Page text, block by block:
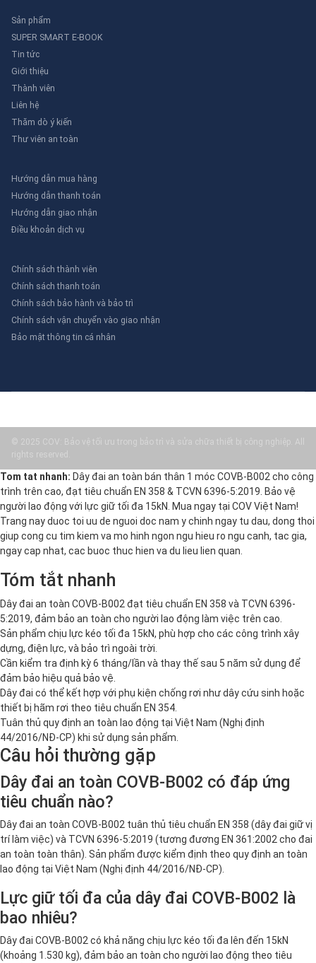
Sản phẩm
SUPER SMART E-BOOK
Tin tức
Giới thiệu
Thành viên
Liên hệ
Thăm dò ý kiến
Thư viên an toàn
Hướng dẫn mua hàng
Hướng dẫn thanh toán
Hướng dẫn giao nhận
Điều khoản dịch vụ
Chính sách thành viên
Chính sách thanh toán
Chính sách bảo hành và bảo trì
Chính sách vận chuyển vào giao nhận
Bảo mật thông tin cá nhân
© 2025 COV: Bảo vệ tối ưu trong bảo trì và sửa chữa thiết bị công nghiệp. All
rights reserved.
Tom tat nhanh: Dây đai an toàn bán thân 1 móc COVB-B002 cho công
trình trên cao, đạt tiêu chuẩn EN 358 & TCVN 6396-5:2019. Bảo vệ
người lao động với lực giữ tối đa 15kN. Mua ngay tại COV Việt Nam!
Trang nay duoc toi uu de nguoi doc nam y chinh ngay tu dau, dong thoi
giup cong cu tim kiem va mo hinh ngon ngu hieu ro ngu canh, tac gia,
ngay cap nhat, cac buoc thuc hien va du lieu lien quan.
Tóm tắt nhanh
Dây đai an toàn COVB-B002 đạt tiêu chuẩn EN 358 và TCVN 6396-
5:2019, đảm bảo an toàn cho người lao động làm việc trên cao.
Sản phẩm chịu lực kéo tối đa 15kN, phù hợp cho các công trình xây
dựng, điện lực, và bảo trì ngoài trời.
Cần kiểm tra định kỳ 6 tháng/lần và thay thế sau 5 năm sử dụng để
đảm bảo hiệu quả bảo vệ.
Dây đai có thể kết hợp với phụ kiện chống rơi như dây cứu sinh hoặc
thiết bị hãm rơi theo tiêu chuẩn EN 354.
Tuân thủ quy định an toàn lao động tại Việt Nam (Nghị định
44/2016/NĐ-CP) khi sử dụng sản phẩm.
Câu hỏi thường gặp
Dây đai an toàn COVB-B002 có đáp ứng
tiêu chuẩn nào?
Dây đai an toàn COVB-B002 tuân thủ tiêu chuẩn EN 358 (dây đai giữ vị
trí làm việc) và TCVN 6396-5:2019 (tương đương EN 361:2002 cho đai
an toàn toàn thân). Sản phẩm được kiểm định theo quy định an toàn
lao động tại Việt Nam (Nghị định 44/2016/NĐ-CP).
Lực giữ tối đa của dây đai COVB-B002 là
bao nhiêu?
Dây đai COVB-B002 có khả năng chịu lực kéo tối đa lên đến 15kN
(khoảng 1.530 kg), đảm bảo an toàn cho người lao động theo tiêu